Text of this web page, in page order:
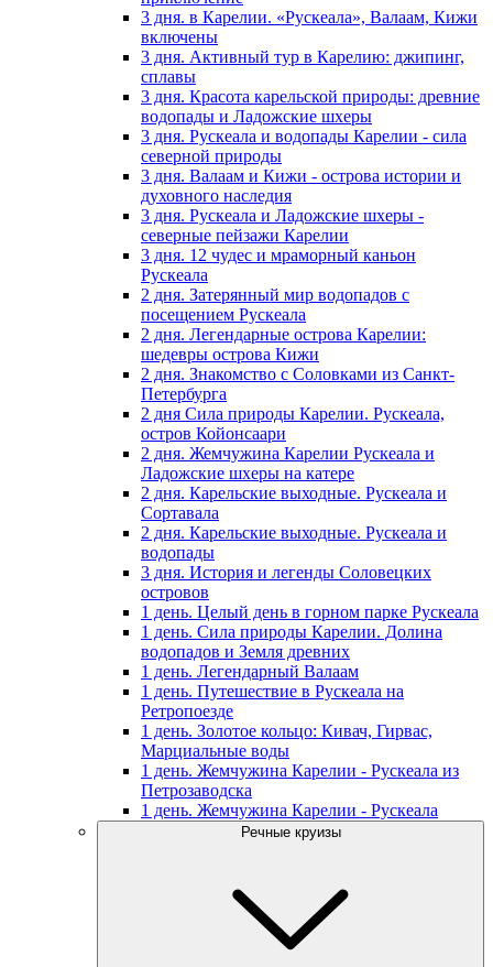
3 дня. в Карелии. «Рускеала», Валаам, Кижи
включены
3 дня. Активный тур в Карелию: джипинг,
сплавы
3 дня. Красота карельской природы: древние
водопады и Ладожские шхеры
3 дня. Рускеала и водопады Карелии - сила
северной природы
3 дня. Валаам и Кижи - острова истории и
духовного наследия
3 дня. Рускеала и Ладожские шхеры -
северные пейзажи Карелии
3 дня. 12 чудес и мраморный каньон
Рускеала
2 дня. Затерянный мир водопадов с
посещением Рускеала
2 дня. Легендарные острова Карелии:
шедевры острова Кижи
2 дня. Знакомство с Соловками из Санкт-
Петербурга
2 дня Сила природы Карелии. Рускеала,
остров Койонсаари
2 дня. Жемчужина Карелии Рускеала и
Ладожские шхеры на катере
2 дня. Карельские выходные. Рускеала и
Сортавала
2 дня. Карельские выходные. Рускеала и
водопады
3 дня. История и легенды Соловецких
островов
1 день. Целый день в горном парке Рускеала
1 день. Сила природы Карелии. Долина
водопадов и Земля древних
1 день. Легендарный Валаам
1 день. Путешествие в Рускеала на
Ретропоезде
1 день. Золотое кольцо: Кивач, Гирвас,
Марциальные воды
1 день. Жемчужина Карелии - Рускеала из
Петрозаводска
1 день. Жемчужина Карелии - Рускеала
Речные круизы